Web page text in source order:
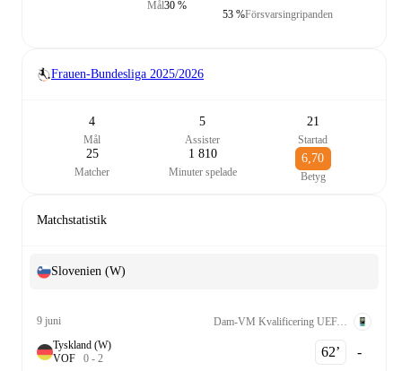
Mål30 %
Försvarsingripanden
53 %
Frauen-Bundesliga 2025/2026
4
Mål
5
Assister
21
Startad
25
Matcher
1 810
Minuter spelade
6,70
Betyg
Matchstatistik
Slovenien (W)
9 juni
Dam-VM Kvalificering UEFA League A Grp. 4
Tyskland (W)
VOF 0 - 2 62‎’‎ -